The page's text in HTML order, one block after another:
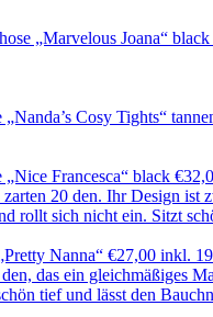
„Marvelous Joana“ black
„Nanda’s Cosy Tights“
„Nice Francesca“ black €
Nanna“ €27,00 inkl.